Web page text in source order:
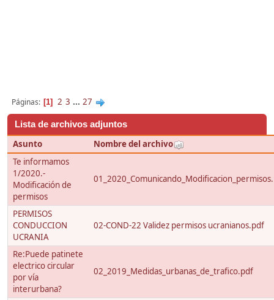
Páginas 1 2 3 ... 27
Lista de archivos adjuntos
Asunto
Nombre del archivo
Te informamos
1/2020.-
Modificación de
permisos
PERMISOS
CONDUCCION
UCRANIA
02-COND-22 Validez permisos ucranianos.pdf
Re:Puede patinete
electrico circular
por vía
interurbana?
02_2019_Medidas_urbanas_de_trafico.pdf